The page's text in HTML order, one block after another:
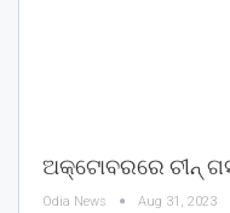
ଅକ୍ଟୋବରରେ ଚୀନ୍
Odia News Aug 31, 2023